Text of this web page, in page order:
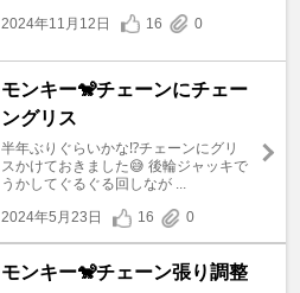
2024年11月12日
16 0
モンキー🐒チェーンにチェー
ングリス
半年ぶりぐらいかな⁉️チェーンにグリ
スかけておきました😅 後輪ジャッキで
うかしてぐるぐる回しなが ...
2024年5月23日
16 0
モンキー🐒チェーン張り調整